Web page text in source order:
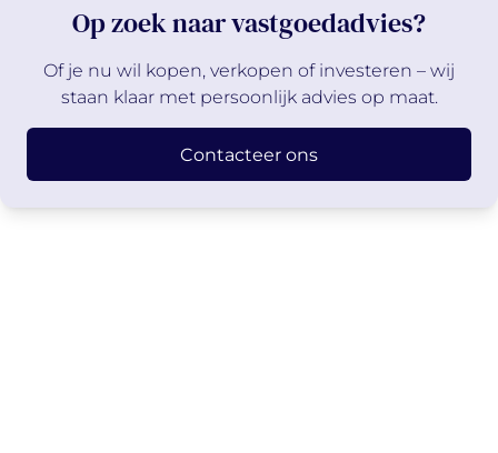
Op zoek naar vastgoedadvies?
Of je nu wil kopen, verkopen of investeren – wij
staan klaar met persoonlijk advies op maat.
Contacteer ons